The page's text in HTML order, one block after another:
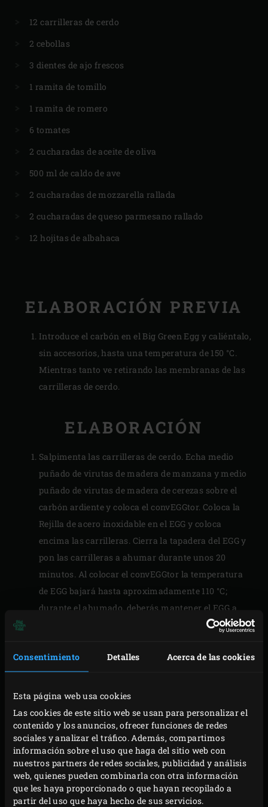
Consentimiento Detalles Acerca de las cookies
Esta página web usa cookies
Las cookies de este sitio web se usan para personalizar el
contenido y los anuncios, ofrecer funciones de redes
sociales y analizar el tráfico. Además, compartimos
información sobre el uso que haga del sitio web con
nuestros partners de redes sociales, publicidad y análisis
web, quienes pueden combinarla con otra información
que les haya proporcionado o que hayan recopilado a
partir del uso que haya hecho de sus servicios.
12 carrilleras de cerdo
2 cebollas
3 dientes de ajo frescos
1 ramita de tomillo
1 ramita de romero
6 tomates
2 cucharadas de aceite de oliva
500 ml de caldo de ave
2 cucharadas de mozzarella rallada
2 cucharadas de queso parmesano rallado
12 hojitas de albahaca
ELABORACIÓN PREVIA
Introduce el carbón en el Big Green Egg y caliéntalo,
sin accesorios, hasta una temperatura de 150 °C.
Mientras tanto ve retirando las membranas de las
carrilleras de cerdo.
ELABORACIÓN
Salpimenta las carrilleras de cerdo. Echa medio
puñado de virutas de madera de manzana y medio
puñado de virutas de madera de cerezas sobre el
carbón ardiente y coloca el convEGGtor. Coloca la
Rejilla de acero inoxidable en el EGG y coloca
encima las carrilleras. Cierra la tapadera del EGG y
pon las carrilleras a ahumar durante unos 20
minutos. Al colocar el convEGGtor la temperatura
de EGG bajará hasta aproximadamente 110 °C;
durante el ahumado, deberás mantener el EGG a
finamente. Arranca las hojitas del tomillo y romero
y pícalas finamente. Corta los tomates en trozos
gruesos.
Saca las carrilleras de cerdo del EGG y colócalas
aparte. Retira la rejilla y el convEGGtor y vuelve a
colocar la rejilla. Coloca la Sartén de hierro fundido
en la rejilla y sube la temperatura hasta 200 °C;
mientras va subiendo la temperatura, la sartén se
va calentando.